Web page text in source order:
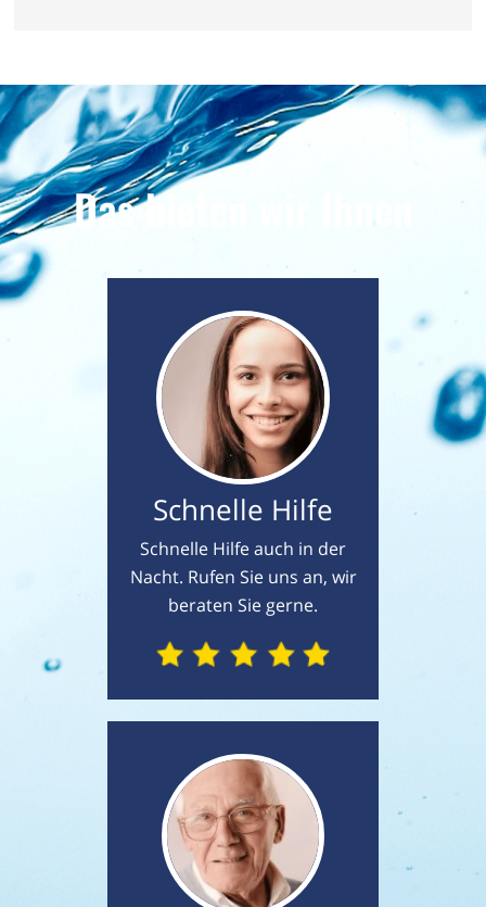
Das bieten wir Ihnen
Schnelle Hilfe
Schnelle Hilfe auch in der
Nacht. Rufen Sie uns an, wir
beraten Sie gerne.